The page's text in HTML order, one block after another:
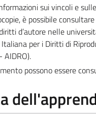
sui vincoli e
è possibile
d’autore nelle
per i Diritti di
AIDRO).
possono essere